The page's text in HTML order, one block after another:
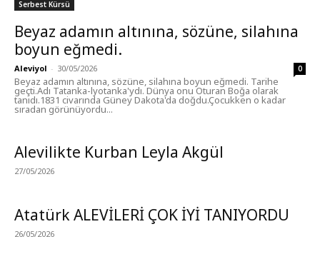
Serbest Kürsü
Beyaz adamın altınına, sözüne, silahına
boyun eğmedi.
Aleviyol - 30/05/2026 0
Beyaz adamın altınına, sözüne, silahına boyun eğmedi. Tarihe
geçti.Adı Tatanka-lyotanka'ydı. Dünya onu Oturan Boğa olarak
tanıdı.1831 civarında Güney Dakota'da doğdu.Çocukken o kadar
sıradan görünüyordu...
Alevilikte Kurban Leyla Akgül
27/05/2026
Atatürk ALEVİLERİ ÇOK İYİ TANIYORDU
26/05/2026